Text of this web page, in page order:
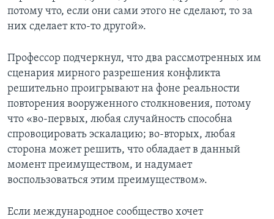
потому что, если они сами этого не сделают, то за
них сделает кто-то другой».
Профессор подчеркнул, что два рассмотренных им
сценария мирного разрешения конфликта
решительно проигрывают на фоне реальности
повторения вооруженного столкновения, потому
что «во-первых, любая случайность способна
спровоцировать эскалацию; во-вторых, любая
сторона может решить, что обладает в данный
момент преимуществом, и надумает
воспользоваться этим преимуществом».
Если международное сообщество хочет